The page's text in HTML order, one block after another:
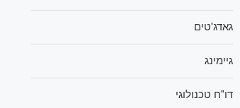
גאדג'טים
גיימינג
דו"ח טכנולוגי